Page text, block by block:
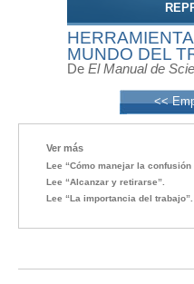
MUNDO DEL
De El Manual de
<<
Ver más
Lee “Cómo manejar la confusión
Lee “Alcanzar y retirarse”.
Lee “La importancia del trabajo”.